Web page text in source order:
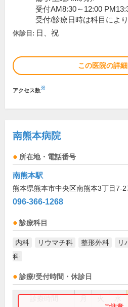
受付AM8:30～12:00
受付/診療日時は科目によ
休診日: 日、祝
この医院の詳
アクセス数※
南熊本病院
所在地・電話番号
南熊本駅
熊本県熊本市中央区南熊本3丁目7-
096-366-1268
診療科目
内科 リウマチ科 整形外科 リ
科
診療/受付時間・休診日